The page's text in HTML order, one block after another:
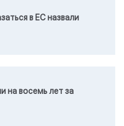
в ЕС назвали
на восемь лет за